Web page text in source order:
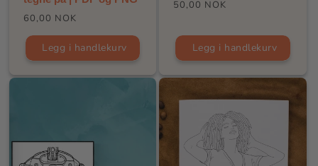
Vanlig
pris
60,00 NOK
Legg i handlekurv
Vanlig
50,00 NOK
Legg i handlekurv